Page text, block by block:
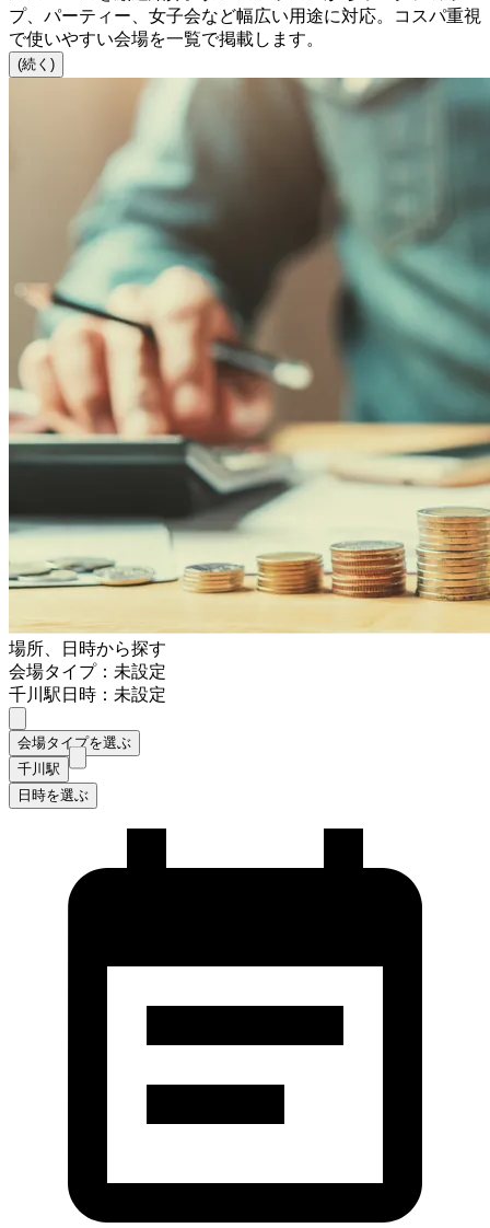
プ、パーティー、女子会など幅広い用途に対応。コスパ重視
で使いやすい会場を一覧で掲載します。
(続く)
場所、日時から探す
会場タイプ：未設定
千川駅日時：未設定
会場タイプを選ぶ
千川駅
日時を選ぶ